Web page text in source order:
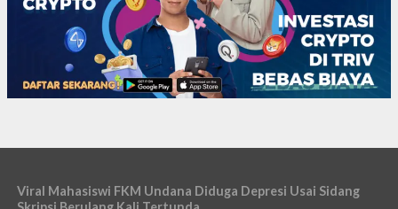
Viral Mahasiswi FKM Undana Diduga Depresi Usai Sidang